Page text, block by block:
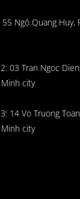
Ngô Quang Huy,
03 Tran Ngoc
city
14 Vo Truong
city